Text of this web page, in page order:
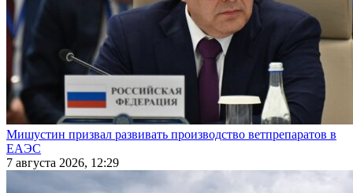
Мишустин призвал развивать производство ветпрепаратов в
ЕАЭС
7 августа 2026, 12:29